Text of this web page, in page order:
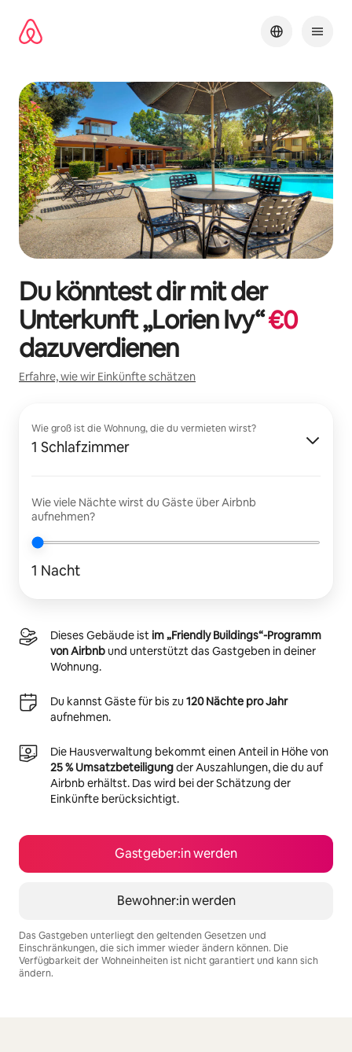
Inhalten
springen
Du könntest dir mit der
Unterkunft „Lorien Ivy“€0
dazuverdienen
Erfahre, wie wir Einkünfte schätzen
Wie groß ist die Wohnung, die du vermieten wirst?
1 Schlafzimmer
Wie viele Nächte wirst du Gäste über Airbnb
aufnehmen?
1 Nacht
Dieses Gebäude istim „Friendly Buildings“-Programm
von Airbnbund unterstützt das Gastgeben in deiner
Wohnung.
Du kannst Gäste für bis zu 120 Nächte pro Jahr
aufnehmen.
Die Hausverwaltung bekommt einen Anteil in Höhe von
25 % Umsatzbeteiligungder Auszahlungen, die du auf
Airbnb erhältst. Das wird bei der Schätzung der
Einkünfte berücksichtigt.
Gastgeber:in werden
Bewohner:in werden
Das Gastgeben unterliegt den geltenden Gesetzen und
Einschränkungen, die sich immer wieder ändern können. Die
Verfügbarkeit der Wohneinheiten ist nicht garantiert und kann sich
ändern.